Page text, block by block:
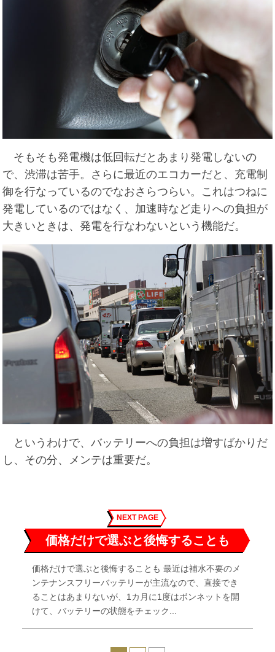
そもそも発電機は低回転だとあまり発電しないの
で、渋滞は苦手。さらに最近のエコカーだと、充電制
御を行なっているのでなおさらつらい。これはつねに
発電しているのではなく、加速時など走りへの負担が
大きいときは、発電を行なわないという機能だ。
というわけで、バッテリーへの負担は増すばかりだ
し、その分、メンテは重要だ。
NEXT PAGE
価格だけで選ぶと後悔することも
価格だけで選ぶと後悔することも 最近は補水不要のメ
ンテナンスフリーバッテリーが主流なので、直接でき
ることはあまりないが、1カ月に1度はボンネットを開
けて、バッテリーの状態をチェック...